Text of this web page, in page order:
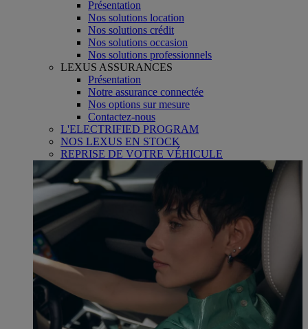
Présentation
Nos solutions location
Nos solutions crédit
Nos solutions occasion
Nos solutions professionnels
LEXUS ASSURANCES
Présentation
Notre assurance connectée
Nos options sur mesure
Contactez-nous
L'ELECTRIFIED PROGRAM
NOS LEXUS EN STOCK
REPRISE DE VOTRE VÉHICULE